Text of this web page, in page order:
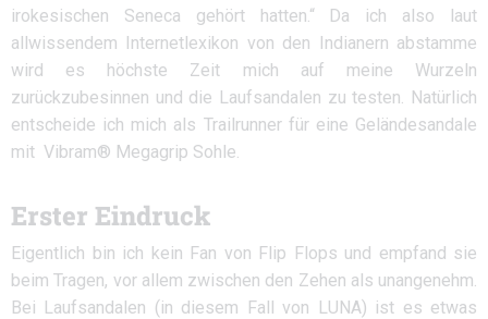
irokesischen Seneca gehört hatten.“ Da ich also laut
allwissendem Internetlexikon von den Indianern abstamme
wird es höchste Zeit mich auf meine Wurzeln
zurückzubesinnen und die Laufsandalen zu testen. Natürlich
entscheide ich mich als Trailrunner für eine Geländesandale
mit Vibram® Megagrip Sohle.
Erster Eindruck
Eigentlich bin ich kein Fan von Flip Flops und empfand sie
beim Tragen, vor allem zwischen den Zehen als unangenehm.
Bei Laufsandalen (in diesem Fall von LUNA) ist es etwas